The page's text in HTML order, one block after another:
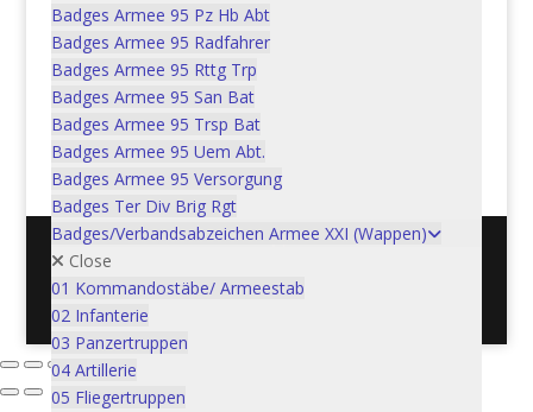
Badges Armee 95 Pz Hb Abt
Badges Armee 95 Radfahrer
Badges Armee 95 Rttg Trp
Badges Armee 95 San Bat
Badges Armee 95 Trsp Bat
Badges Armee 95 Uem Abt.
Badges Armee 95 Versorgung
Badges Ter Div Brig Rgt
Badges/Verbandsabzeichen Armee XXI (Wappen)
Close
01 Kommandostäbe/ Armeestab
02 Infanterie
03 Panzertruppen
04 Artillerie
05 Fliegertruppen
Lehrschrift Panzer
Nahbekämpfung Ausgabe
1975
CHF5.00 In den Warenkorb
Postadresse: Verein Schweizer Armeemuseum, 3600
Thun / Mail: info@armeemuseum.ch